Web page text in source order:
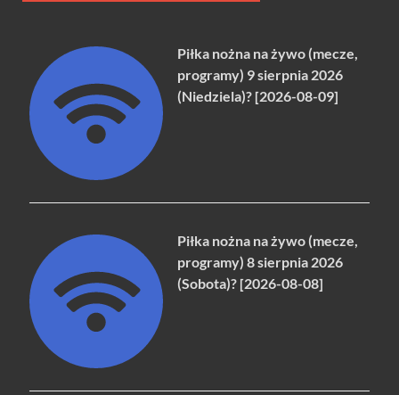
Piłka nożna na żywo (mecze,
programy) 9 sierpnia 2026
(Niedziela)? [2026-08-09]
Piłka nożna na żywo (mecze,
programy) 8 sierpnia 2026
(Sobota)? [2026-08-08]